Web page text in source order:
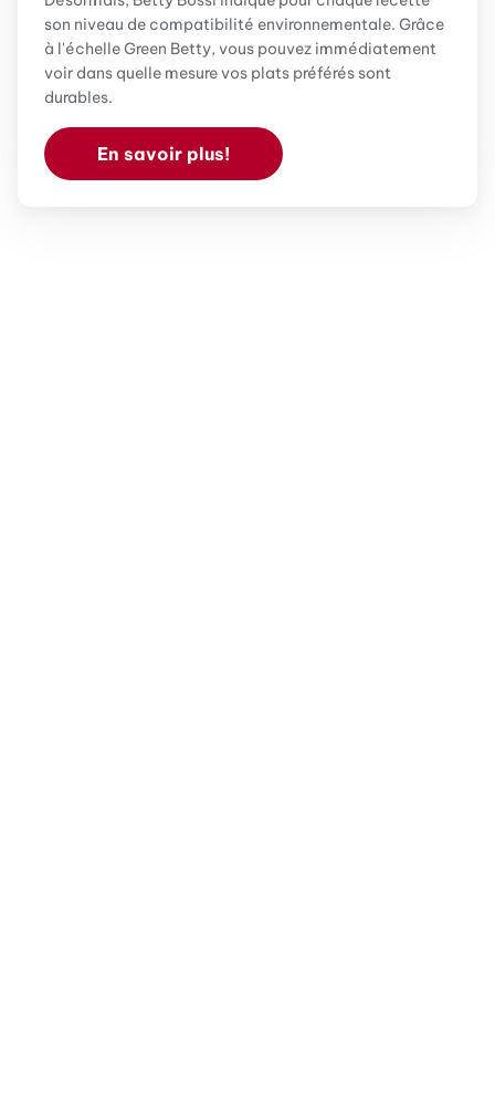
son niveau de compatibilité environnementale. Grâce
à l'échelle Green Betty, vous pouvez immédiatement
voir dans quelle mesure vos plats préférés sont
durables.
En savoir plus!